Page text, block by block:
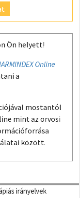
Ön helyett!
Online
a
mostantól
mint az orvosi
között.
irányelvek